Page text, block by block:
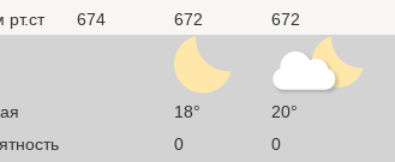
674 672 672
18° 20°
0 0